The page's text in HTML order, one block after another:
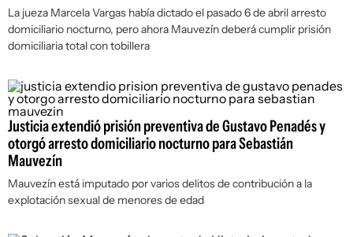
La jueza Marcela Vargas había dictado el pasado 6 de abril arresto
domiciliario nocturno, pero ahora Mauvezín deberá cumplir prisión
domiciliaria total con tobillera
Justicia extendió prisión preventiva de Gustavo Penadés y
otorgó arresto domiciliario nocturno para Sebastián
Mauvezín
Mauvezín está imputado por varios delitos de contribución a la
explotación sexual de menores de edad